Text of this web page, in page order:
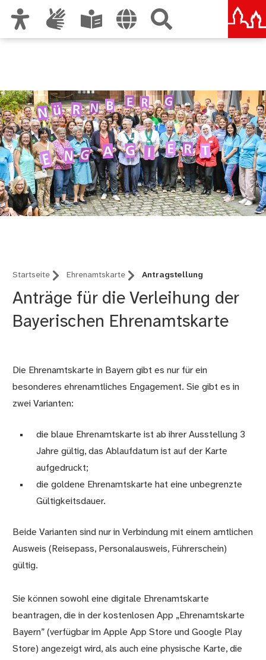
Startseite Ehrenamtskarte Antragstellung
Anträge für die Verleihung der
Bayerischen Ehrenamtskarte
Die Ehrenamtskarte in Bayern gibt es nur für ein
besonderes ehrenamtliches Engagement. Sie gibt es in
zwei Varianten:
die blaue Ehrenamtskarte ist ab ihrer Ausstellung 3
Jahre gültig, das Ablaufdatum ist auf der Karte
aufgedruckt;
die goldene Ehrenamtskarte hat eine unbegrenzte
Gültigkeitsdauer.
Beide Varianten sind nur in Verbindung mit einem amtlichen
Ausweis (Reisepass, Personalausweis, Führerschein)
gültig.
Sie können sowohl eine digitale Ehrenamtskarte
beantragen, die in der kostenlosen App „Ehrenamtskarte
Bayern” (verfügbar im Apple App Store und Google Play
Store) angezeigt wird, als auch eine physische Karte, die